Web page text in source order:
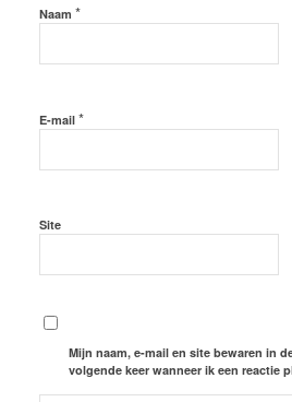
Naam *
E-mail *
Site
Mijn naam, e-mail en site bewaren in
volgende keer wanneer ik een reactie